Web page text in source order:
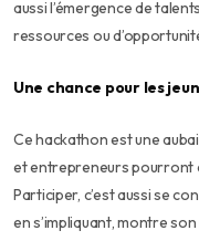
aussi l’émergence de
ressources ou
Une chance pour les
Ce hackathon est une
et entrepreneurs pourront
Participer, c’est aussi se
en s’impliquant, montre